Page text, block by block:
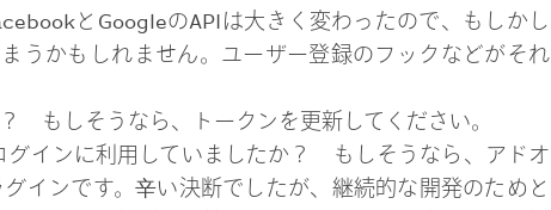
とGoogleのAPIは大きく変わったので、もしかし
うかもしれません。ユーザー登録のフックなどがそれ
もしそうなら、トークンを更新してください。
インに利用していましたか？ もしそうなら、アドオ
インです。辛い決断でしたが、継続的な開発のためと